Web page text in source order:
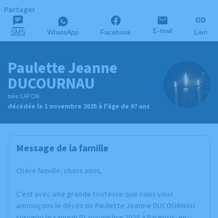
Partager
SMS WhatsApp Facebook E-mail Lien
Paulette Jeanne
DUCOURNAU
née LAFON
décédée le 1 novembre 2025 à l'âge de 97 ans
Message de la famille
Chère famille, chers amis,
C’est avec une grande tristesse que nous vous
annonçons le décès de Paulette Jeanne DUCOURNAU